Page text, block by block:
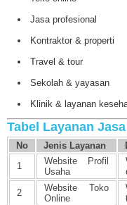
Jasa profesional
Kontraktor & properti
Travel & tour
Sekolah & yayasan
Klinik & layanan
Tabel Layanan
No Jenis Layanan
1
Website Profil
Usaha
2
Website Toko
Online